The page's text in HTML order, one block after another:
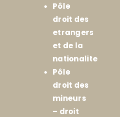
Pôle
droit des
etrangers
et de la
nationalite
Pôle
droit des
mineurs
– droit